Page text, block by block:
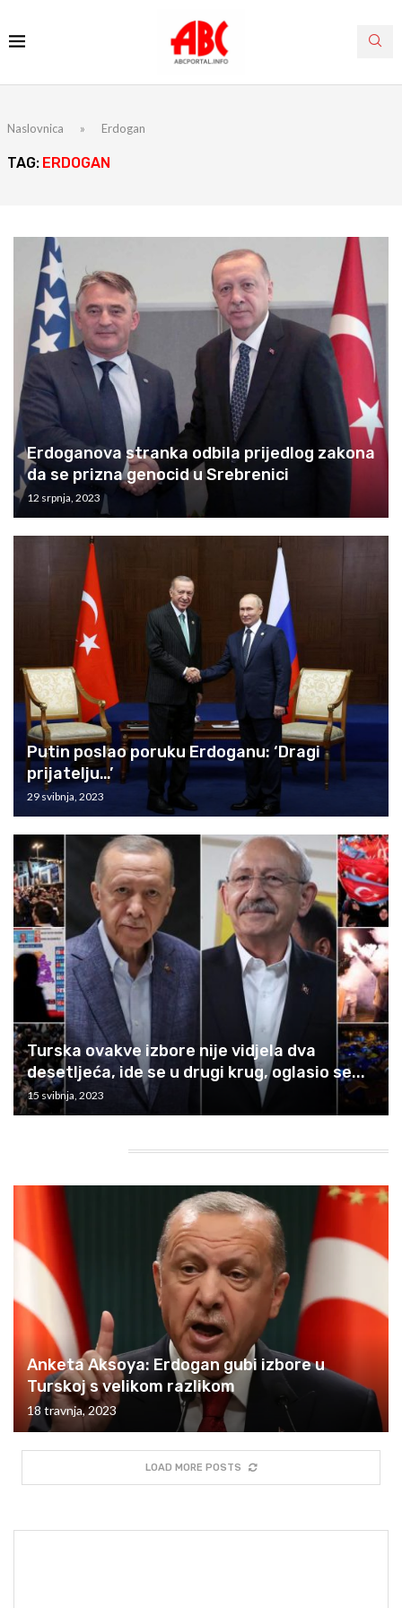
Naslovnica » Erdogan
TAG: ERDOGAN
Erdoganova stranka odbila prijedlog zakona
da se prizna genocid u Srebrenici
12 srpnja, 2023
Putin poslao poruku Erdoganu: ‘Dragi
prijatelju…’
29 svibnja, 2023
Turska ovakve izbore nije vidjela dva
desetljeća, ide se u drugi krug, oglasio se...
15 svibnja, 2023
Anketa Aksoya: Erdogan gubi izbore u
Turskoj s velikom razlikom
18 travnja, 2023
LOAD MORE POSTS